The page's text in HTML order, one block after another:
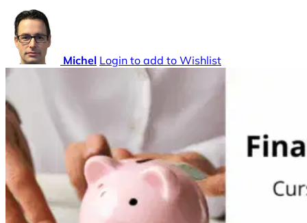
Michel Login to add to Wishlist